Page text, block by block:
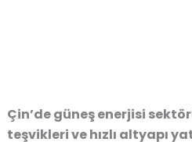
Çin’de güneş enerjisi
teşvikleri ve hızlı altyapı